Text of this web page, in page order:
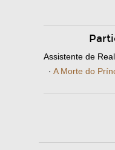
Assistente de
· A Morte do